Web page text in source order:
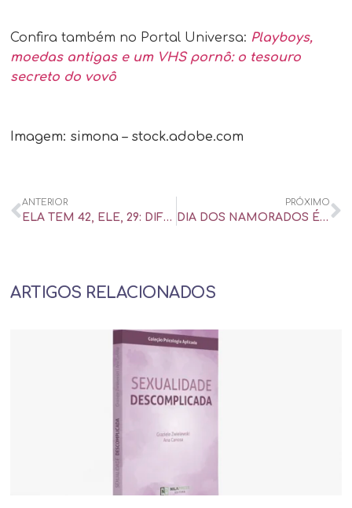
Confira também no Portal Universa: Playboys,
moedas antigas e um VHS pornô: o tesouro
secreto do vovô
Imagem: simona – stock.adobe.com
ANTERIOR
ELA TEM 42, ELE, 29: DIFERENÇA DE IDADE É CULPADA PELA DISTÂNCIA DO CASAL? – UOL UNIVERSA
PRÓXIMO
DIA DOS NAMORADOS É BREGA? OBRIGATÓRIO? ESTÁ NA HORA DE SUBVERTER A DATA – UOL UNIVERSA
ARTIGOS RELACIONADOS